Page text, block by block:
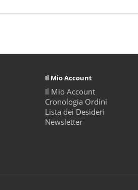
Il Mio Account
Il Mio Account
Cronologia Ordini
Lista dei Desideri
Newsletter